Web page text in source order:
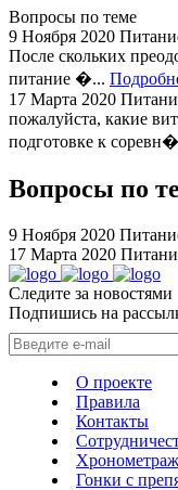
replica
bvlgari
watches
+maserati
online
for
cheap
sale.
https://
hilarity
exceptional
method.
with
the
Вопросы по теме
9 Ноября 2020
После скольких
питание �...
17 Марта 2020
пожалуйста, какие
подготовке к
Вопросы по
9 Ноября 2020
17 Марта 2020
Следите за новостями
Подпишись на
О проекте
Правила
Контакты
Хронометраж
Гонки с